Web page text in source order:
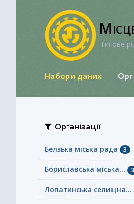
Типове
Набори даних
Організації
Белзька міська рада 3
Бориславська міська... 3
Лопатинська селищна...